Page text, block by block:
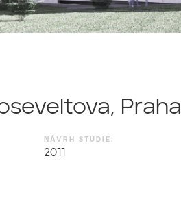
Praha
NÁVRH STUDIE:
2011